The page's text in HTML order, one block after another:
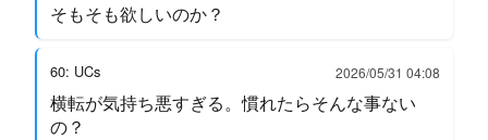
そもそも欲しいのか？
60: UCs 2026/05/31 04:08
横転が気持ち悪すぎる。慣れたらそんな事ない
の？